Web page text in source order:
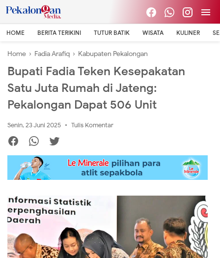
HOME BERITA TERIKINI TUTUR BATIK WISATA KULINER
Home › Fadia Arafiq › Kabupaten Pekalongan
Bupati Fadia Teken Kesepakatan
Satu Juta Rumah di Jateng:
Pekalongan Dapat 506 Unit
Senin, 23 Juni 2025 Tulis Komentar